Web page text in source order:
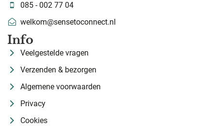
085 - 002 77 04
welkom@sensetoconnect.nl
Info
Veelgestelde vragen
Verzenden & bezorgen
Algemene voorwaarden
Privacy
Cookies